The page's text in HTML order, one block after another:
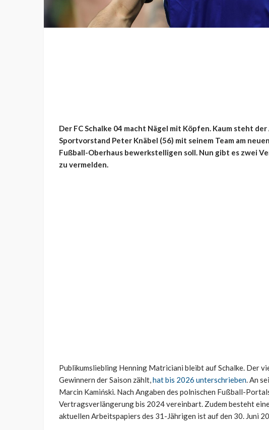
Der FC Schalke 04 macht Nägel mit Köpfen. Kaum steht
Sportvorstand Peter Knäbel (56) mit seinem Team am
Fußball-Oberhaus bewerkstelligen soll. Nun gibt es zwei
zu vermelden.
Publikumsliebling Henning Matriciani bleibt auf Schalke. Der
Gewinnern der Saison zählt,hat bis 2026 unterschrieben. An
Marcin Kamiński. Nach Angaben des polnischen Fußball-
Vertragsverlängerung bis 2024 vereinbart. Zudem besteht
aktuellen Arbeitspapiers des 31-Jährigen ist auf den 30. Juni